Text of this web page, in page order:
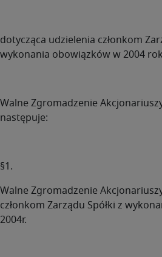
dotycząca udzielenia członkom
wykonania obowiązków w 2004
Walne Zgromadzenie
następuje:
§1.
Walne Zgromadzenie
członkom Zarządu Spółki z
2004r.